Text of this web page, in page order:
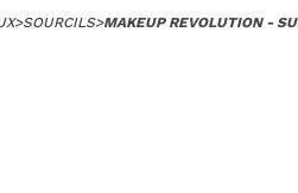
>SOURCILS>MAKEUP REVOLUTION -